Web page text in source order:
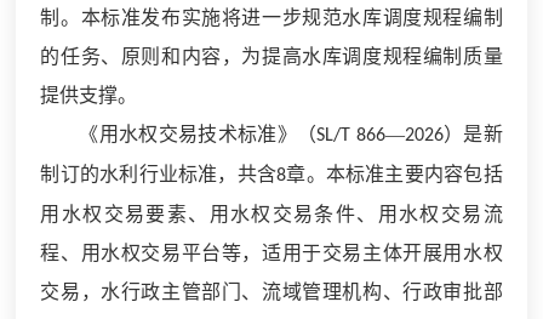
制。本标准发布实施将进一步规范水库调度规程编制
的任务、原则和内容，为提高水库调度规程编制质量
提供支撑。
《用水权交易技术标准》（SL/T 866—2026）是新
制订的水利行业标准，共含8章。本标准主要内容包括
用水权交易要素、用水权交易条件、用水权交易流
程、用水权交易平台等，适用于交易主体开展用水权
交易，水行政主管部门、流域管理机构、行政审批部